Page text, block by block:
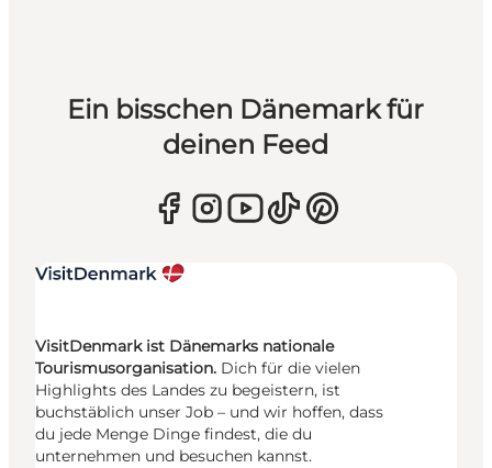
Ein bisschen Dänemark für
deinen Feed
VisitDenmark ist Dänemarks nationale
Tourismusorganisation. Dich für die vielen
Highlights des Landes zu begeistern, ist
buchstäblich unser Job – und wir hoffen, dass
du jede Menge Dinge findest, die du
unternehmen und besuchen kannst.